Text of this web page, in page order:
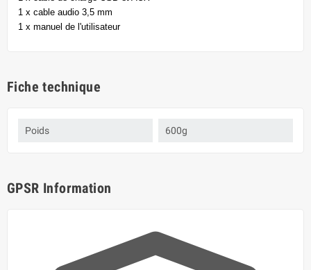
1 x cable audio 3,5 mm
1 x manuel de l'utilisateur
Fiche technique
Poids 600g
GPSR Information